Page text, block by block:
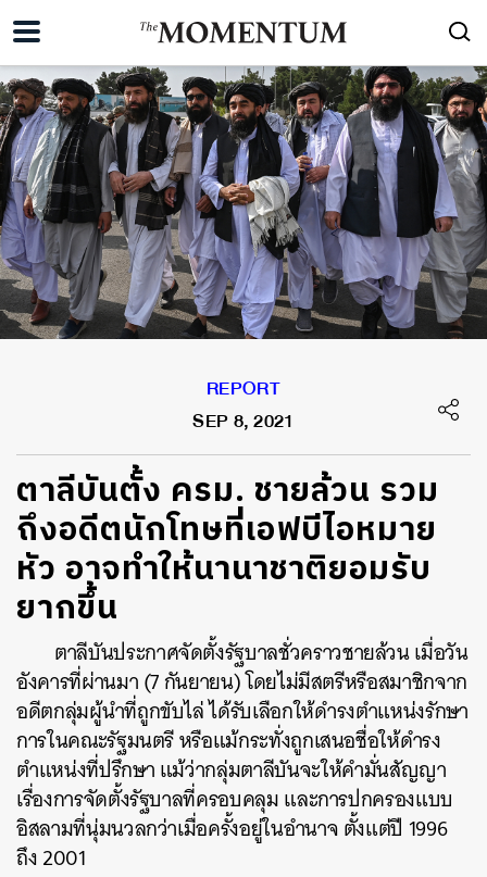
REPORT
SEP 8, 2021
ตาลีบันตั้ง ครม. ชายล้วน รวม
ถึงอดีตนักโทษที่เอฟบีไอหมาย
หัว อาจทำให้นานาชาติยอมรับ
ยากขึ้น
ตาลีบันประกาศจัดตั้งรัฐบาลชั่วคราวชายล้วน เมื่อวัน
อังคารที่ผ่านมา (7 กันยายน) โดยไม่มีสตรีหรือสมาชิกจาก
อดีตกลุ่มผู้นำที่ถูกขับไล่ ได้รับเลือกให้ดำรงตำแหน่งรักษา
การในคณะรัฐมนตรี หรือแม้กระทั่งถูกเสนอชื่อให้ดำรง
ตำแหน่งที่ปรึกษา แม้ว่ากลุ่มตาลีบันจะให้คำมั่นสัญญา
เรื่องการจัดตั้งรัฐบาลที่ครอบคลุม และการปกครองแบบ
อิสลามที่นุ่มนวลกว่าเมื่อครั้งอยู่ในอำนาจ ตั้งแต่ปี 1996
ถึง 2001